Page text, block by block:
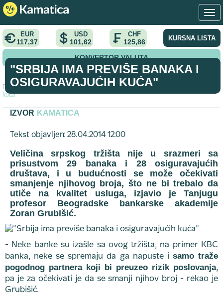
EUR
117,37
USD
101,62
CHF
125,86 KURSNA LISTA
KONVERTOR VALUTA
Početna > vest >
"Srbija ima previše banaka i osiguravajućih
kuća"
"SRBIJA IMA PREVIŠE BANAKA I
OSIGURAVAJUĆIH KUĆA"
IZVOR KAMATICA
Tekst objavljen: 28.04.2014 12:00
Veličina srpskog tržišta nije u srazmeri sa
prisustvom 29 banaka i 28 osiguravajućih
društava, i u budućnosti se može očekivati
smanjenje njihovog broja, što ne bi trebalo da
utiče na kvalitet usluga, izjavio je Tanjugu
profesor Beogradske bankarske akademije
Zoran Grubišić.
- Neke banke su izašle sa ovog tržišta, na primer KBC
banka, neke se spremaju da ga napuste i samo traže
pogodnog partnera koji bi preuzeo rizik poslovanja,
pa je za očekivati je da se smanji njihov broj - rekao je
Grubišić.